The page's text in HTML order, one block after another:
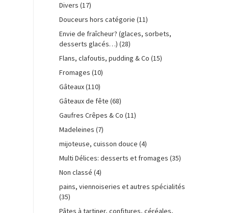
Divers (17)
Douceurs hors catégorie (11)
Envie de fraîcheur? (glaces, sorbets,
desserts glacés…) (28)
Flans, clafoutis, pudding & Co (15)
Fromages (10)
Gâteaux(110)
Gâteaux de fête (68)
Gaufres Crêpes & Co (11)
Madeleines (7)
mijoteuse, cuisson douce (4)
Multi Délices: desserts et fromages (35)
Non classé (4)
pains, viennoiseries et autres spécialités
(35)
Pâtes à tartiner, confitures, céréales,